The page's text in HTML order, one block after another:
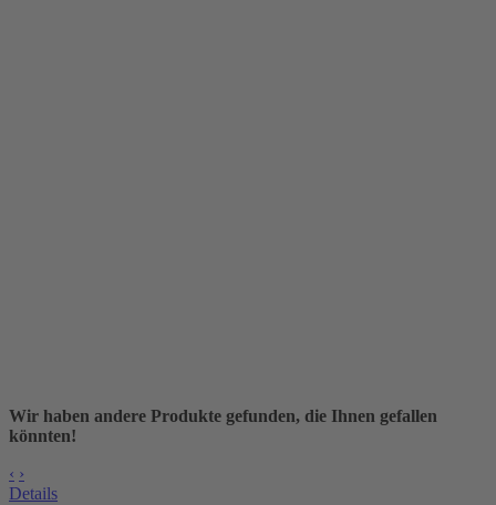
Wir haben andere Produkte gefunden, die Ihnen gefallen
könnten!
‹ ›
Details